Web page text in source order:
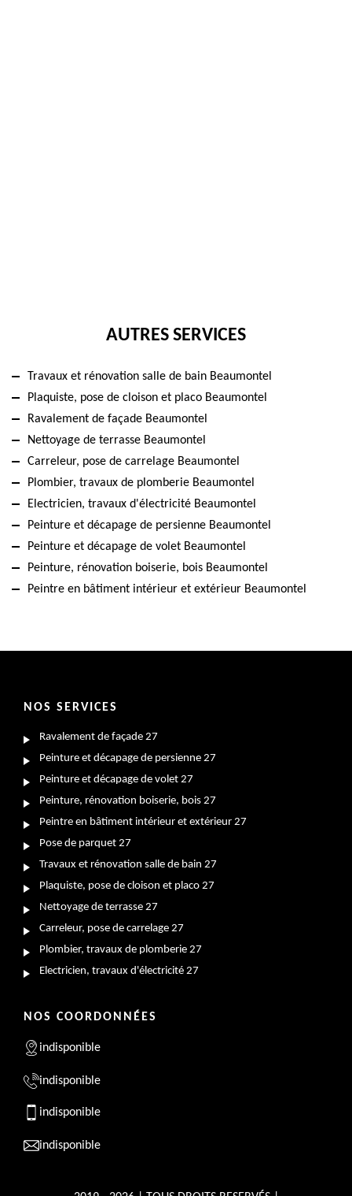
AUTRES SERVICES
Travaux et rénovation salle de bain Beaumontel
Plaquiste, pose de cloison et placo Beaumontel
Ravalement de façade Beaumontel
Nettoyage de terrasse Beaumontel
Carreleur, pose de carrelage Beaumontel
Plombier, travaux de plomberie Beaumontel
Electricien, travaux d'électricité Beaumontel
Peinture et décapage de persienne Beaumontel
Peinture et décapage de volet Beaumontel
Peinture, rénovation boiserie, bois Beaumontel
Peintre en bâtiment intérieur et extérieur Beaumontel
NOS SERVICES
Ravalement de façade 27
Peinture et décapage de persienne 27
Peinture et décapage de volet 27
Peinture, rénovation boiserie, bois 27
Peintre en bâtiment intérieur et extérieur 27
Pose de parquet 27
Travaux et rénovation salle de bain 27
Plaquiste, pose de cloison et placo 27
Nettoyage de terrasse 27
Carreleur, pose de carrelage 27
Plombier, travaux de plomberie 27
Electricien, travaux d'électricité 27
NOS COORDONNÉES
indisponible
indisponible
indisponible
indisponible